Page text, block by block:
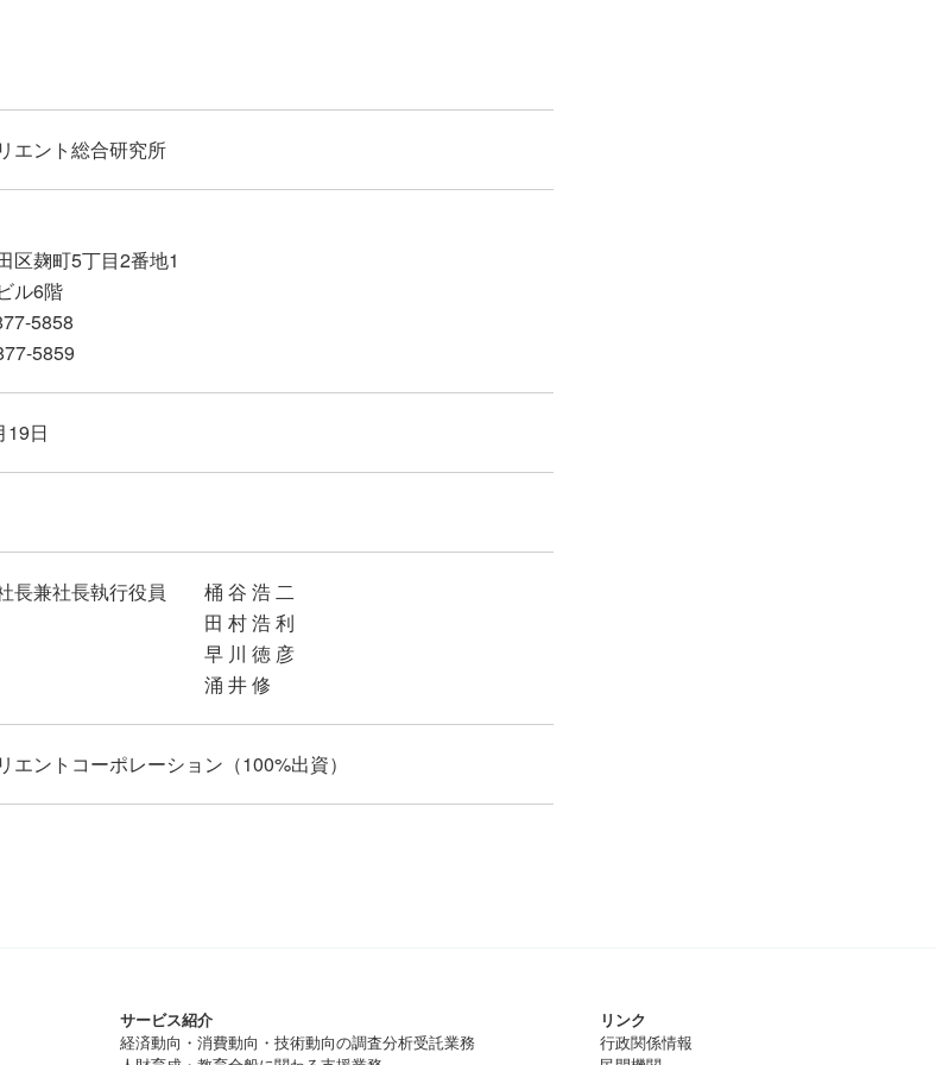
エント総合研究所
区麹町5丁目2番地1
ル6階
5858
5859
19日
長兼社長執行役員
桶 谷 浩 二
田 村 浩 利
早 川 徳 彦
涌 井 修
エントコーポレーション（100%出資）
サービス紹介
経済動向・消費動向・技術動向の調査分析受託業務
リンク
行政関係情報